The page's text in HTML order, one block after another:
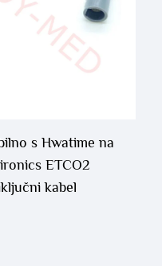
s Hwatime na
ETCO2
kabel